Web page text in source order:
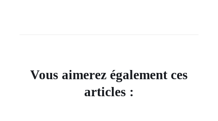
Vous aimerez également ces
articles :